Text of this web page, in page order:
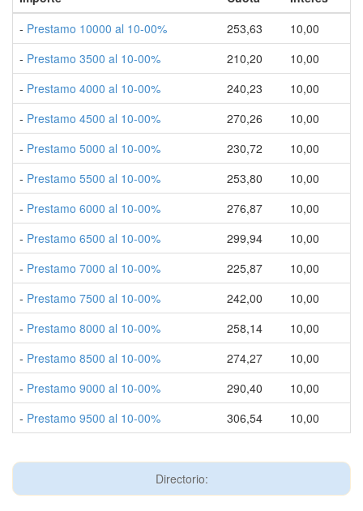
- Prestamo 10000 al 10-00% 253,63
10,00
- Prestamo 3500 al 10-00% 210,20
10,00
- Prestamo 4000 al 10-00% 240,23
10,00
- Prestamo 4500 al 10-00% 270,26
10,00
- Prestamo 5000 al 10-00% 230,72
10,00
- Prestamo 5500 al 10-00% 253,80
10,00
- Prestamo 6000 al 10-00% 276,87
10,00
- Prestamo 6500 al 10-00% 299,94
10,00
- Prestamo 7000 al 10-00% 225,87
10,00
- Prestamo 7500 al 10-00% 242,00
10,00
- Prestamo 8000 al 10-00% 258,14
10,00
- Prestamo 8500 al 10-00% 274,27
10,00
- Prestamo 9000 al 10-00% 290,40
10,00
- Prestamo 9500 al 10-00% 306,54 10,00
Directorio: